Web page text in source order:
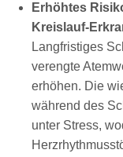
Erhöhtes
Kreislauf-
Langfristiges
verengte
erhöhen. Die
während des
unter Stress,